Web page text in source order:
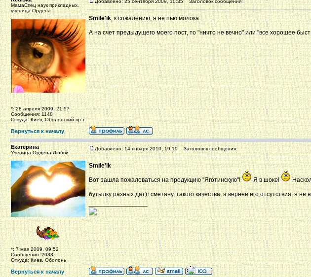
МамаСпец наук прикладных,
ученица Ордена
*: 28 апреля 2009, 21:57
Сообщения: 1148
Откуда: Киев, Оболонский пр-т
Добавлено: 25 сентября 2009, 10:35 Заголовок сообщения:
Smile'ik, к сожалению, я не пью молока.
А на счет предыдущего моего пост, то "ничто не вечно" или "все хорошее
Вернуться к началу
Екатерина
Ученица Ордена Любви
*: 7 мая 2009, 09:52
Сообщения: 2083
Откуда: Киев, Оболонь
Добавлено: 14 января 2010, 19:19 Заголовок сообщения:
Smile'ik
Вот зашла пожаловаться на продукцию "Яготинскую"! Я в шоке!
бутылку разных дат)+сметану, такого качества, а вернее его отсутствия, я
_________________
Вернуться к началу